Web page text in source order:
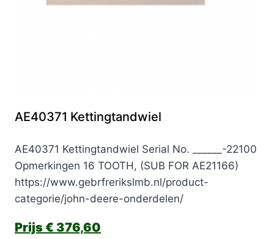
AE40371 Kettingtandwiel
AE40371 Kettingtandwiel Serial No. ______-22100
Opmerkingen 16 TOOTH, (SUB FOR AE21166)
https://www.gebrfrerikslmb.nl/product-
categorie/john-deere-onderdelen/
€ 376,60